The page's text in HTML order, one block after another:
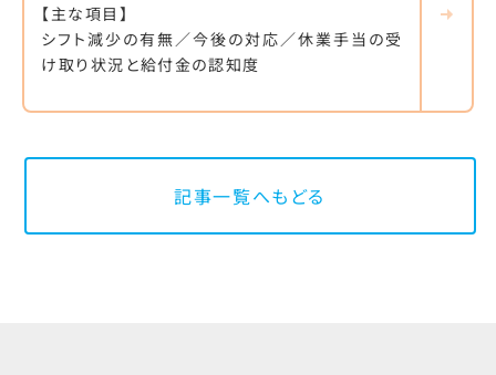
【主な項目】
シフト減少の有無／今後の対応／休業手当の受
け取り状況と給付金の認知度
記事一覧へもどる